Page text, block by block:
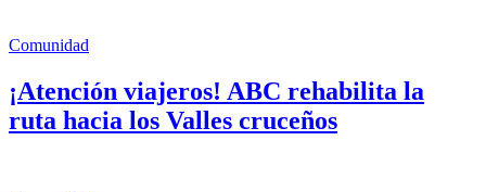
Comunidad
¡Atención viajeros! ABC rehabilita la
ruta hacia los Valles cruceños